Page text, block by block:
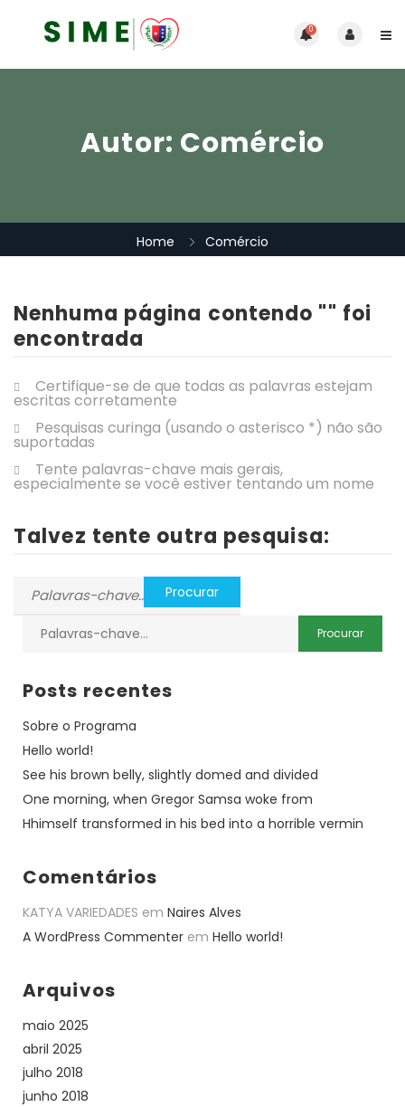
0
Autor: Comércio
Home Comércio
Nenhuma página contendo "" foi
encontrada
Certifique-se de que todas as palavras estejam
escritas corretamente
Pesquisas curinga (usando o asterisco *) não são
suportadas
Tente palavras-chave mais gerais,
especialmente se você estiver tentando um nome
Talvez tente outra pesquisa:
Posts recentes
Sobre o Programa
Hello world!
See his brown belly, slightly domed and divided
One morning, when Gregor Samsa woke from
Hhimself transformed in his bed into a horrible vermin
Comentários
KATYA VARIEDADES em Naires Alves
A WordPress Commenter em Hello world!
Arquivos
maio 2025
abril 2025
julho 2018
junho 2018